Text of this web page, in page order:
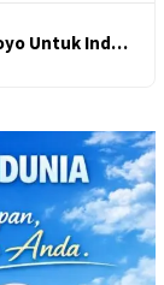
Untuk Ind…